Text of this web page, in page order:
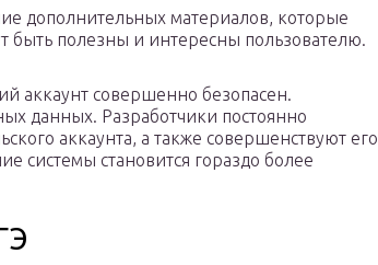
дополнительных материалов, которые
быть полезны и интересны пользователю.
аккаунт совершенно безопасен.
данных. Разработчики постоянно
аккаунта, а также совершенствуют его
системы становится гораздо более